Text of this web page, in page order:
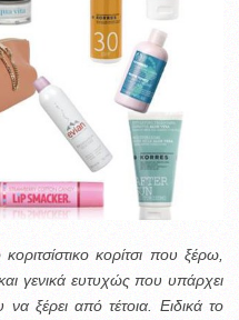
κορίτσι που ξέρω,
γενικά ευτυχώς που υπάρχει
να ξέρει από τέτοια. Ειδικά το